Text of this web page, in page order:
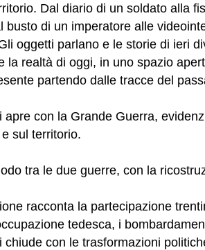
Dal diario di un soldato alla
busto di un imperatore alle
oggetti parlano e le storie di ieri
la realtà di oggi, in uno spazio
partendo dalle tracce del
apre con la Grande Guerra,
sul territorio.
tra le due guerre, con la
racconta la partecipazione
tedesca, i
chiude con le trasformazioni